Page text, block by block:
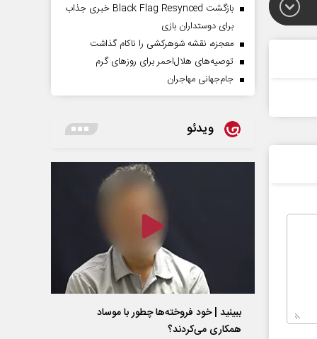
بازگشت Black Flag Resynced خبری جذاب
برای دوستداران بازی
معجزه، نقشه شوهرکشی را ناکام گذاشت
توصیه‌های هلال‌احمر برای روز‌های گرم
جام‌جهانی مهاجران
ویدئو
ببینید | خود فروخته‌ها چطور با موساد
همکاری می‌کردند؟